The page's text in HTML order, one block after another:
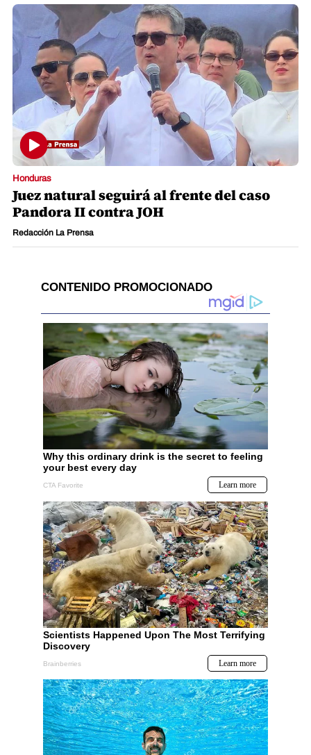
Honduras
Juez natural seguirá al frente del caso
Pandora II contra JOH
Redacción La Prensa